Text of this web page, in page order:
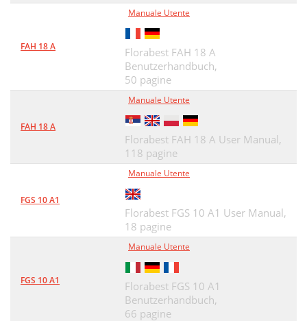
FAH 18 A
Manuale Utente
Florabest FAH 18 A
Benutzerhandbuch,
50 pagine
FAH 18 A
Manuale Utente
Florabest FAH 18 A User Manual,
118 pagine
FGS 10 A1
Manuale Utente
Florabest FGS 10 A1 User Manual,
18 pagine
FGS 10 A1
Manuale Utente
Florabest FGS 10 A1
Benutzerhandbuch,
66 pagine